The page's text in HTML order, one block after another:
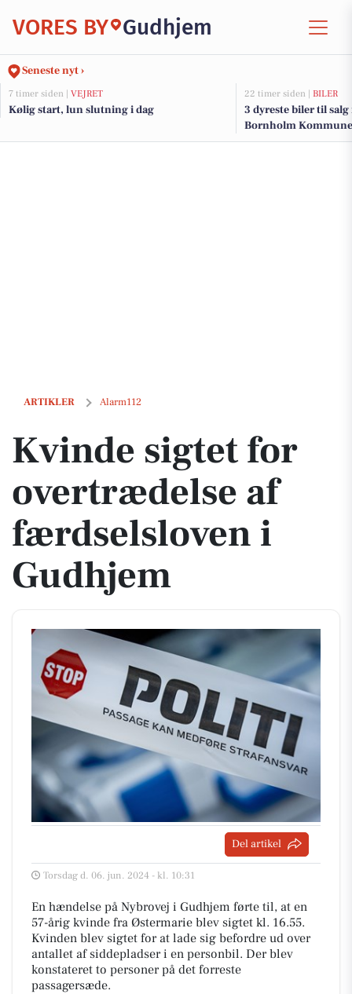
VORES BY Gudhjem
Seneste nyt ›
7 timer siden | VEJRET
Kølig start, lun slutning i dag
22 timer siden | BILER
3 dyreste biler til
Bornholm Kommune
ARTIKLER Alarm112
Kvinde sigtet for overtrædelse af færdselsloven i Gudhjem
Kvinde sigtet for
overtrædelse af
færdselsloven i
Gudhjem
Del artikel
Torsdag d. 06. jun. 2024 - kl. 10:31
En hændelse på Nybrovej i Gudhjem førte til, at en
57-årig kvinde fra Østermarie blev sigtet kl. 16.55.
Kvinden blev sigtet for at lade sig befordre ud over
antallet af siddepladser i en personbil. Der blev
konstateret to personer på det forreste
passagersæde.